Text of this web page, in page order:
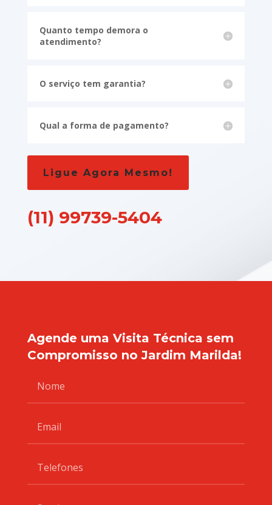
Quanto tempo demora o
atendimento?
O serviço tem garantia?
Qual a forma de pagamento?
Ligue Agora Mesmo!
(11) 99739-5404
Agende uma Visita Técnica sem
Compromisso no Jardim Marilda!